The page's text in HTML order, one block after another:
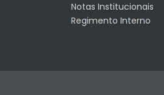
Notas Institucionais
Regimento Interno